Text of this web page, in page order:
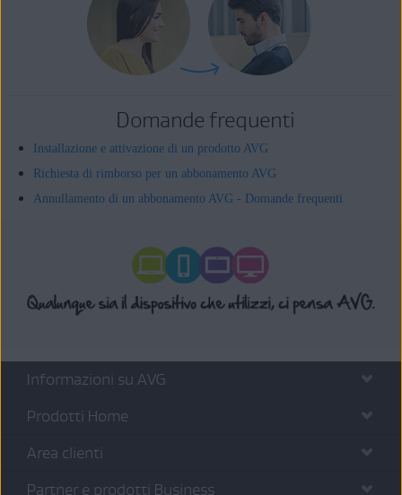
Domande frequenti
Installazione e attivazione di un prodotto AVG
Richiesta di rimborso per un abbonamento AVG
Annullamento di un abbonamento AVG - Domande frequenti
Informazioni su AVG
Prodotti Home
Area clienti
Partner e prodotti Business